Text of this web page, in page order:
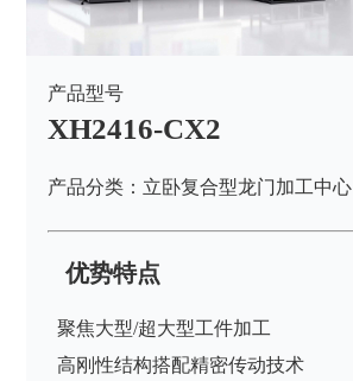
产品型号
XH2416-CX2
产品分类：立卧复合型龙门加工中心
优势特点
聚焦大型/超大型工件加工
高刚性结构搭配精密传动技术